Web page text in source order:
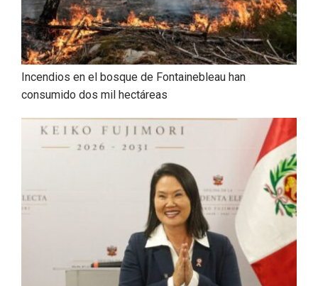
Incendios en el bosque de Fontainebleau han
consumido dos mil hectáreas